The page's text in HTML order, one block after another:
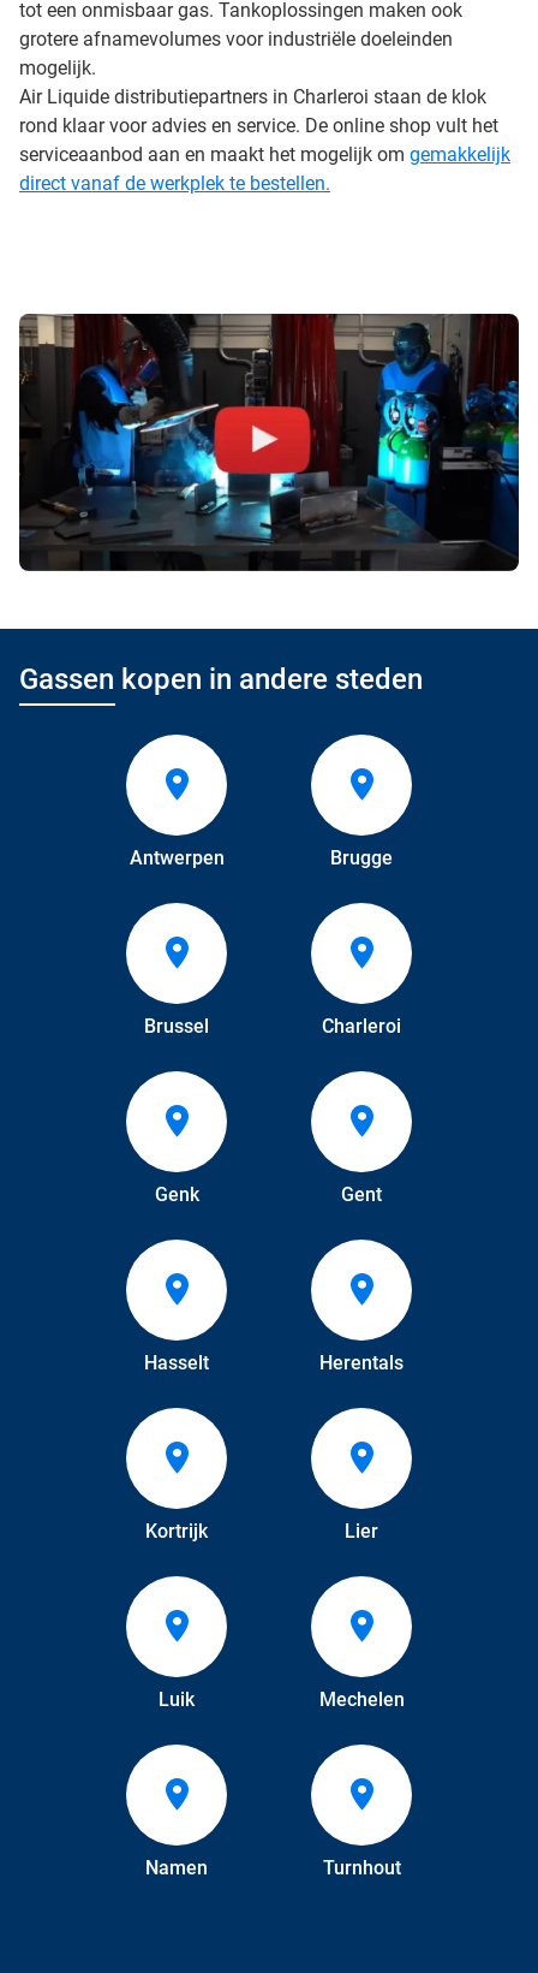
tot een onmisbaar gas. Tankoplossingen maken ook
grotere afnamevolumes voor industriële doeleinden
mogelijk.
Air Liquide distributiepartners in Charleroi staan de klok
rond klaar voor advies en service. De online shop vult het
serviceaanbod aan en maakt het mogelijk om gemakkelijk
direct vanaf de werkplek te bestellen.
Gassen kopen in andere steden
Antwerpen Brugge
Brussel Charleroi
Genk Gent
Hasselt Herentals
Kortrijk Lier
Luik Mechelen
Namen Turnhout